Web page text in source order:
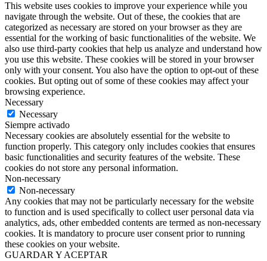
This website uses cookies to improve your experience while you
navigate through the website. Out of these, the cookies that are
categorized as necessary are stored on your browser as they are
essential for the working of basic functionalities of the website. We
also use third-party cookies that help us analyze and understand how
you use this website. These cookies will be stored in your browser
only with your consent. You also have the option to opt-out of these
cookies. But opting out of some of these cookies may affect your
browsing experience.
Necessary
Necessary
Siempre activado
Necessary cookies are absolutely essential for the website to
function properly. This category only includes cookies that ensures
basic functionalities and security features of the website. These
cookies do not store any personal information.
Non-necessary
Non-necessary
Any cookies that may not be particularly necessary for the website
to function and is used specifically to collect user personal data via
analytics, ads, other embedded contents are termed as non-necessary
cookies. It is mandatory to procure user consent prior to running
these cookies on your website.
GUARDAR Y ACEPTAR